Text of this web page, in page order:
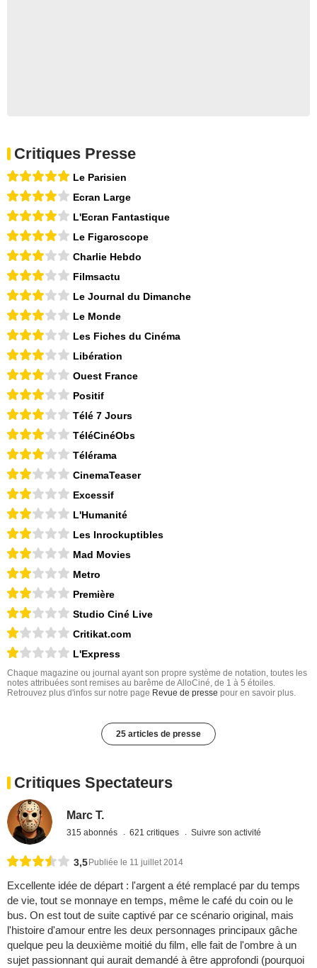
Critiques Presse
Le Parisien
Ecran Large
L'Ecran Fantastique
Le Figaroscope
Charlie Hebdo
Filmsactu
Le Journal du Dimanche
Le Monde
Les Fiches du Cinéma
Libération
Ouest France
Positif
Télé 7 Jours
TéléCinéObs
Télérama
CinemaTeaser
Excessif
L'Humanité
Les Inrockuptibles
Mad Movies
Metro
Première
Studio Ciné Live
Critikat.com
L'Express
Chaque magazine ou journal ayant son propre système de notation, toutes les
notes attribuées sont remises au barême de AlloCiné, de 1 à 5 étoiles.
Retrouvez plus d'infos sur notre page Revue de presse pour en savoir plus.
25 articles de presse
Critiques Spectateurs
Marc T.
315 abonnés 621 critiques Suivre son activité
3,5 Publiée le 11 juillet 2014
Excellente idée de départ : l'argent a été remplacé par du temps
de vie, tout se monnaye en temps, même le café du coin ou le
bus. On est tout de suite captivé par ce scénario original, mais
l'histoire d'amour entre les deux personnages principaux gâche
quelque peu la deuxième moitié du film, elle fait de l'ombre à un
sujet passionnant qui aurait demandé à être approfondi (pourquoi